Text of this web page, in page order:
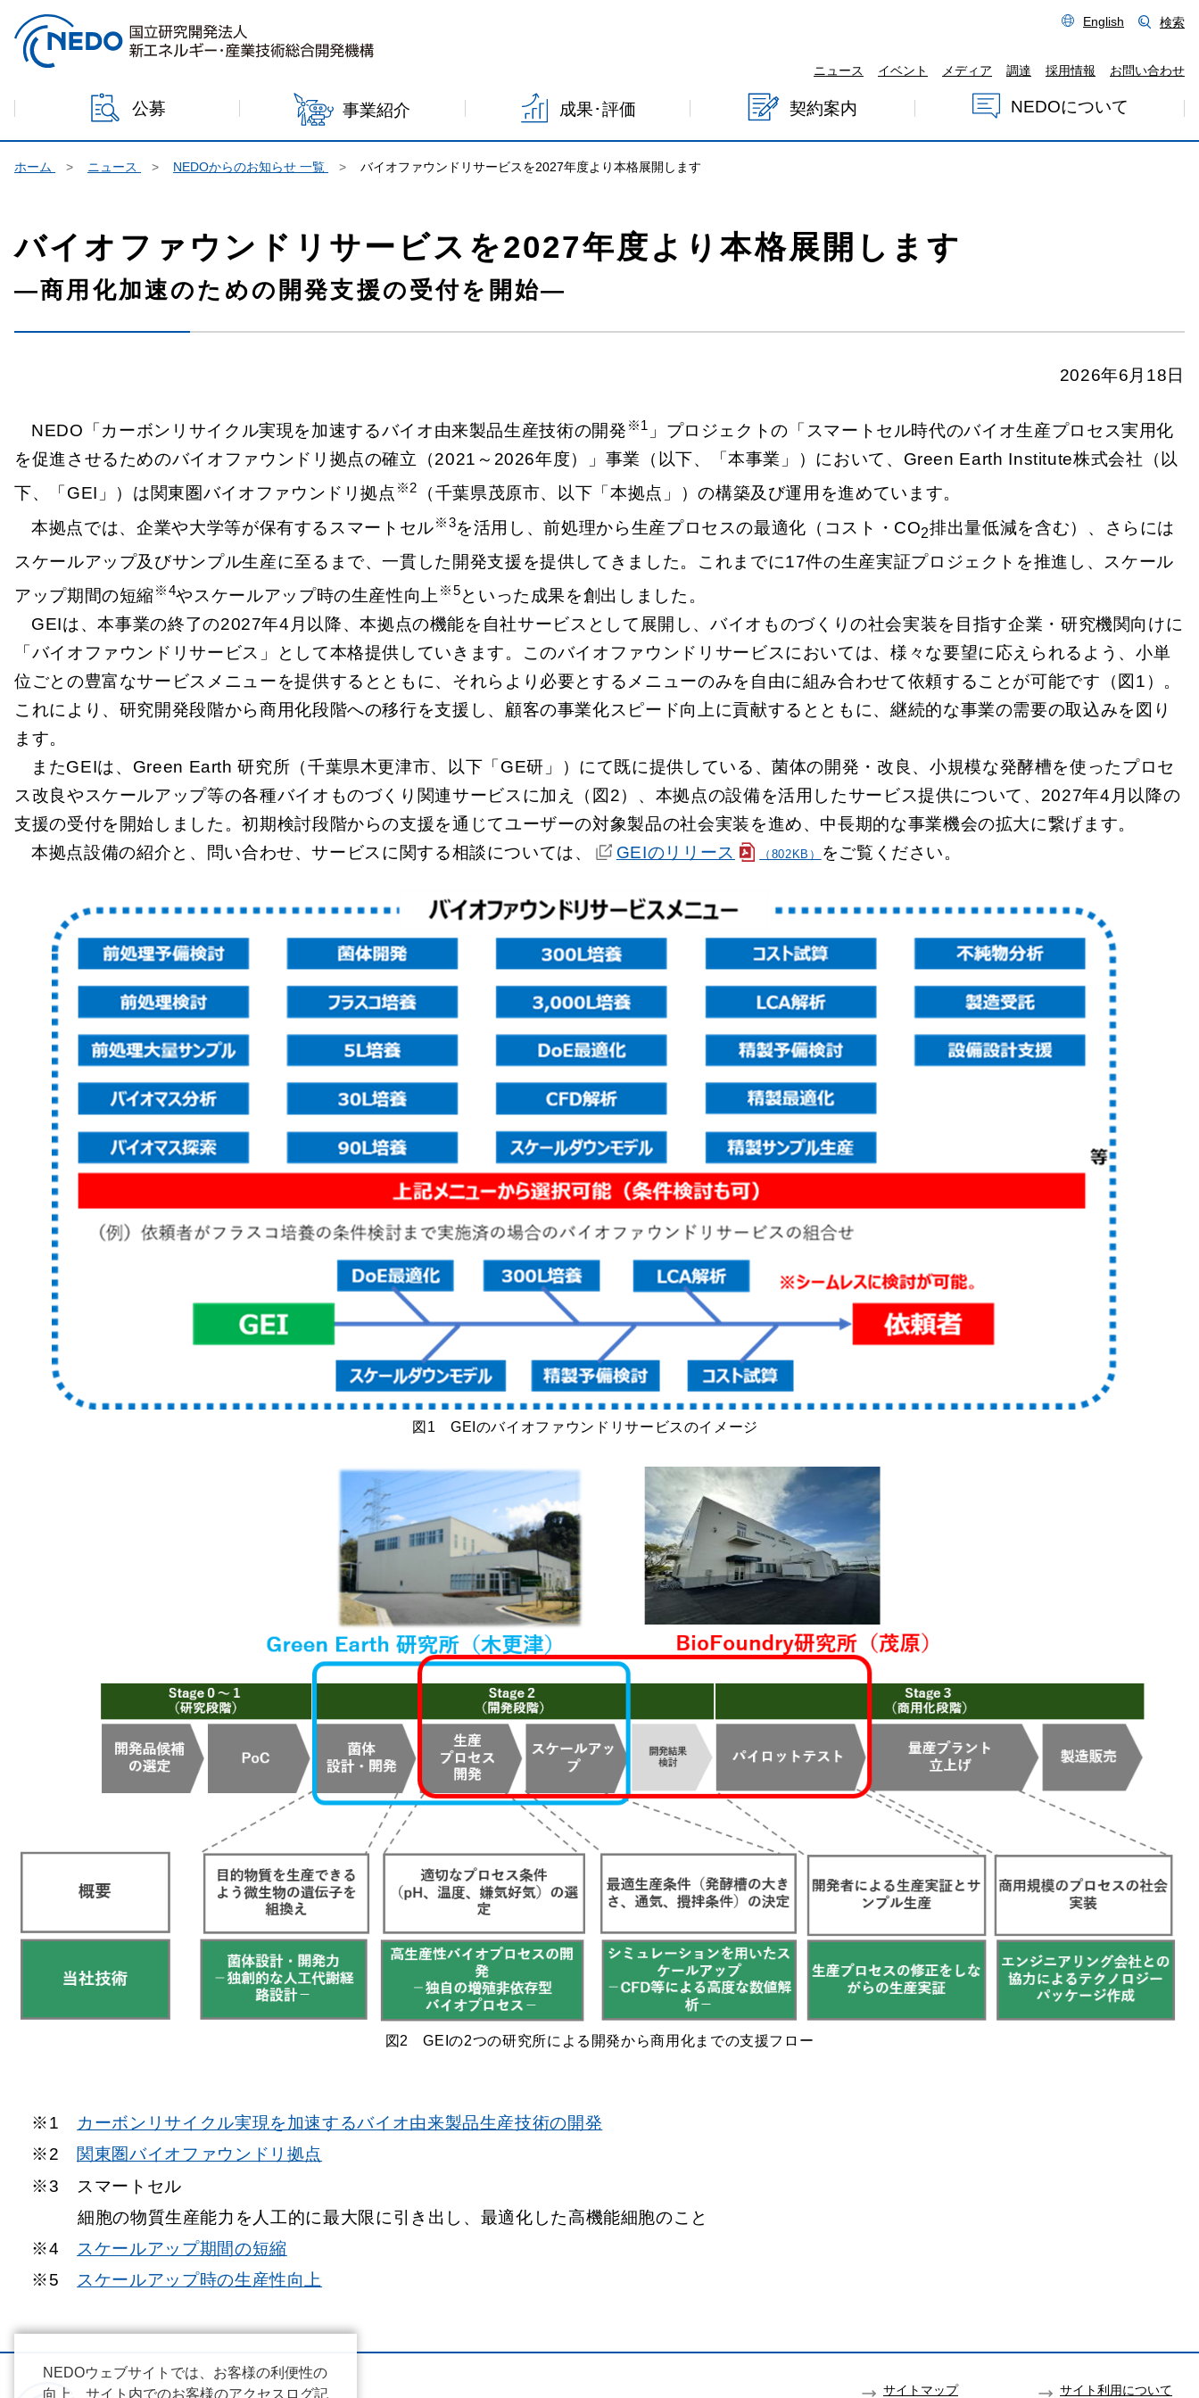
本文へジャンプ
English 検索
ニュース イベント メディア 調達 採用情報 お問い合わせ
公募 事業紹介 成果･評価 契約案内 NEDOについて
ホーム ニュース NEDOからのお知らせ 一覧 バイオファウンドリサービスを2027年度より本格展開します
バイオファウンドリサービスを2027年度より本格展開します
―商用化加速のための開発支援の受付を開始―
2026年6月18日
NEDO「カーボンリサイクル実現を加速するバイオ由来製品生産技術の開発 ※1 」プロジェクトの「スマートセル時代のバイオ生産プロセス実用化
を促進させるためのバイオファウンドリ拠点の確立（2021～2026年度）」事業（以下、「本事業」）において、Green Earth Institute株式会社（以
下、「GEI」）は関東圏バイオファウンドリ拠点 ※2
（千葉県茂原市、以下「本拠点」）の構築及び運用を進めています。
本拠点では、企業や大学等が保有するスマートセル※3を活用し、前処理から生産プロセスの最適化（コスト・CO2排出量低減を含む）、さらには
スケールアップ及びサンプル生産に至るまで、一貫した開発支援を提供してきました。これまでに17件の生産実証プロジェクトを推進し、スケール
アップ期間の短縮 ※4やスケールアップ時の生産性向上 ※5といった成果を創出しました。
GEIは、本事業の終了の2027年4月以降、本拠点の機能を自社サービスとして展開し、バイオものづくりの社会実装を目指す企業・研究機関向けに
「バイオファウンドリサービス」として本格提供していきます。このバイオファウンドリサービスにおいては、様々な要望に応えられるよう、小単
位ごとの豊富なサービスメニューを提供するとともに、それらより必要とするメニューのみを自由に組み合わせて依頼することが可能です（図1）。
これにより、研究開発段階から商用化段階への移行を支援し、顧客の事業化スピード向上に貢献するとともに、継続的な事業の需要の取込みを図り
ます。
またGEIは、Green Earth 研究所（千葉県木更津市、以下「GE研」）にて既に提供している、菌体の開発・改良、小規模な発酵槽を使ったプロセ
ス改良やスケールアップ等の各種バイオものづくり関連サービスに加え（図2）、本拠点の設備を活用したサービス提供について、2027年4月以降の
支援の受付を開始しました。初期検討段階からの支援を通じてユーザーの対象製品の社会実装を進め、中長期的な事業機会の拡大に繋げます。
本拠点設備の紹介と、問い合わせ、サービスに関する相談については、
GEIのリリース （802KB） をご覧ください。
図1 GEIのバイオファウンドリサービスのイメージ
図2 GEIの2つの研究所による開発から商用化までの支援フロー
※1 カーボンリサイクル実現を加速するバイオ由来製品生産技術の開発
※2 関東圏バイオファウンドリ拠点
※3 スマートセル
細胞の物質生産能力を人工的に最大限に引き出し、最適化した高機能細胞のこと
※4
スケールアップ期間の短縮
※5 スケールアップ時の生産性向上
サイトマップ サイト利用について
NEDOウェブサイトでは、お客様の利便性の
向上、サイト内でのお客様のアクセスログ記